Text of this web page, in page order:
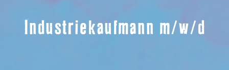
Industriekaufmann m/w/d